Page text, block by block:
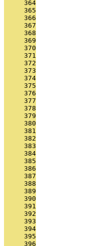
     364
     365
     366
     367
     368
     369
     370
     371
     372
     373
     374
     375
     376
     377
     378
     379
     380
     381
     382
     383
     384
     385
     386
     387
     388
     389
     390
     391
     392
     393
     394
     395
     396